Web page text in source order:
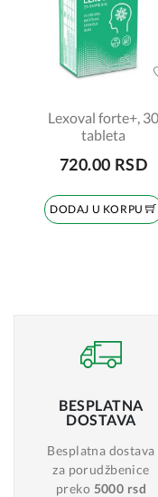
Lexoval forte+, 30
tableta
720.00 RSD
DODAJ U KORPU
BESPLATNA
DOSTAVA
Besplatna dostava
za porudžbenice
preko 5000 rsd